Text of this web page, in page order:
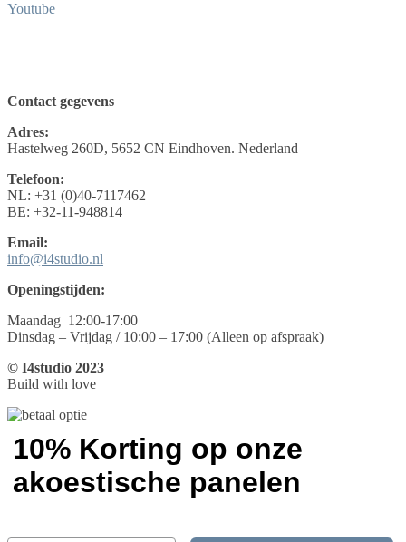
Youtube
Contact gegevens
Adres:
Hastelweg 260D, 5652 CN Eindhoven. Nederland
Telefoon:
NL: +31 (0)40-7117462
BE: +32-11-948814
Email:
info@i4studio.nl
Openingstijden:
Maandag 12:00-17:00
Dinsdag – Vrijdag / 10:00 – 17:00 (Alleen op afspraak)
© I4studio 2023
Build with love
10% Korting op onze
akoestische panelen